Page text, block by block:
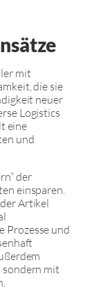
mit
die sie
neuer
Logistics
eine
und
der
einsparen.
Artikel
Prozesse und
sondern mit